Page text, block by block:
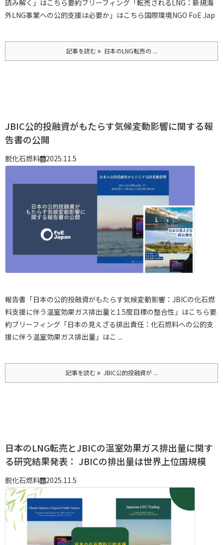
読み解く」はこちら要約ブリーフィング「転売されるLNG：新規海
外LNG事業への公的支援は必要か」はこちら国際環境NGO FoE Jap
記事を読む 日本のLNG転売の ...
JBIC公的投融資がもたらす気候変動影響に関する報
告書の公開
脱化石燃料 2025.11.5
報告書「日本の公的投融資がもたらす気候変動影響：JBICの化石燃
料支援に伴う温室効果ガス排出量と1.5度目標の整合性」はこちら要
約ブリーフィング「日本の見えざる排出責任：化石燃料への公的支
援に伴う温室効果ガス排出量」はこ ...
記事を読む JBIC公的投融資が ...
日本のLNG転売とJBICの温室効果ガス排出量に関す
る研究結果発表： JBICの排出量は世界上位国規模
脱化石燃料 2025.11.5